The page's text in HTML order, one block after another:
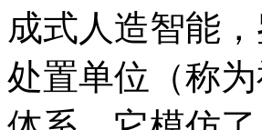
成式人造智能
处置单位（称